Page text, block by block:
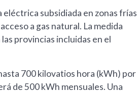
subsidiada en zonas frías
a gas natural. La medida
provincias incluidas en el
700 kilovatios hora (kWh) por
de 500 kWh mensuales. Una